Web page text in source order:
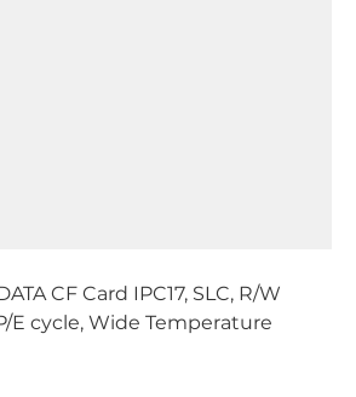
CF Card IPC17, SLC, R/W
E cycle, Wide Temperature